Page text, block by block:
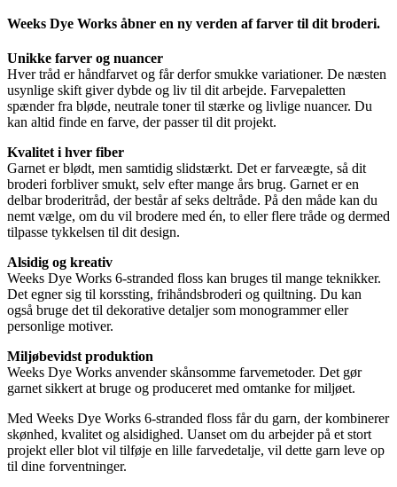
Weeks Dye Works åbner en ny verden af farver til dit broderi.
Unikke farver og nuancer
Hver tråd er håndfarvet og får derfor smukke variationer. De næsten
usynlige skift giver dybde og liv til dit arbejde. Farvepaletten
spænder fra bløde, neutrale toner til stærke og livlige nuancer. Du
kan altid finde en farve, der passer til dit projekt.
Kvalitet i hver fiber
Garnet er blødt, men samtidig slidstærkt. Det er farveægte, så dit
broderi forbliver smukt, selv efter mange års brug. Garnet er en
delbar broderitråd, der består af seks deltråde. På den måde kan du
nemt vælge, om du vil brodere med én, to eller flere tråde og dermed
tilpasse tykkelsen til dit design.
Alsidig og kreativ
Weeks Dye Works 6-stranded floss kan bruges til mange teknikker.
Det egner sig til korssting, frihåndsbroderi og quiltning. Du kan
også bruge det til dekorative detaljer som monogrammer eller
personlige motiver.
Miljøbevidst produktion
Weeks Dye Works anvender skånsomme farvemetoder. Det gør
garnet sikkert at bruge og produceret med omtanke for miljøet.
Med Weeks Dye Works 6-stranded floss får du garn, der kombinerer
skønhed, kvalitet og alsidighed. Uanset om du arbejder på et stort
projekt eller blot vil tilføje en lille farvedetalje, vil dette garn leve op
til dine forventninger.